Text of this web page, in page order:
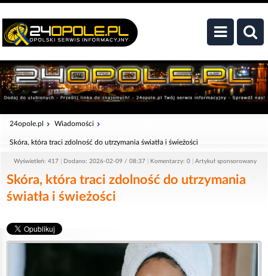
24opole.pl Wiadomości
Skóra, która traci zdolność do utrzymania światła i świeżości
Wyświetleń: 417 Dodano: 2026-02-09 / 08:37 Komentarzy: 0 Artykuł sponsorowany
Skóra, która traci zdolność do utrzymania
światła i świeżości